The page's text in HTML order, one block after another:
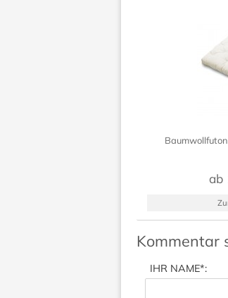
ab
Kommentar
IHR NAME*: